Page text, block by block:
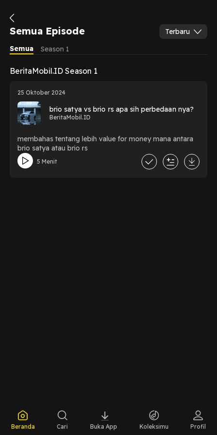
Semua Episode
Terbaru
Semua
Season 1
BeritaMobil.ID Season 1
25 Oktober 2024
brio satya vs brio rs apa sih perbedaan nya?
BeritaMobil.ID
membahas tentang lebih value for money mana antara
brio satya atau brio rs
5 Menit
Beranda Cari Buka App Koleksimu Profil